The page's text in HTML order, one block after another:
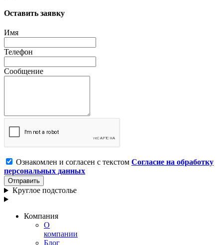
Оставить заявку
Имя
Телефон
Сообщение
Ознакомлен и согласен с текстом Согласие на обработку
персональных данных
Отправить
Круглое подстолье
Компания
О
компании
Блог